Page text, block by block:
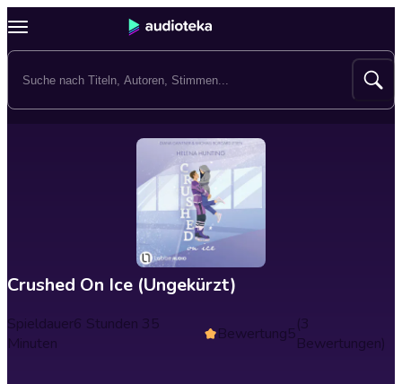
Crushed On Ice (Ungekürzt)
Spieldauer6 Stunden 35
Minuten
Bewertung5(3
Bewertungen)